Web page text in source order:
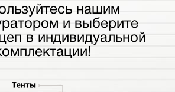
нашим
и выберите
в индивидуальной